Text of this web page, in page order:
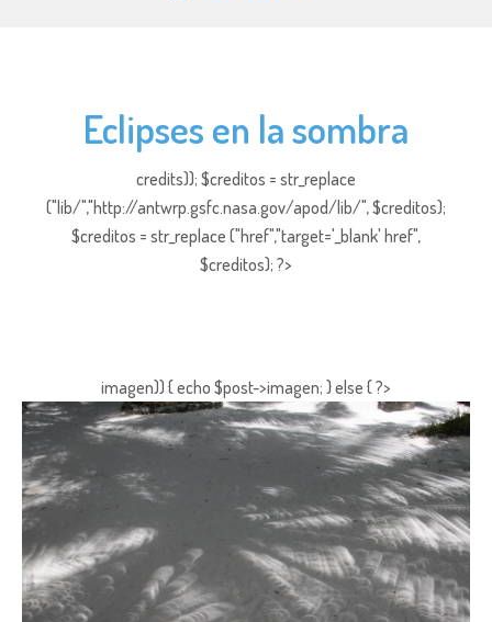
Eclipses en la sombra
credits)); $creditos = str_replace
("lib/","http://antwrp.gsfc.nasa.gov/apod/lib/", $creditos);
$creditos = str_replace ("href","target='_blank' href",
$creditos); ?>
imagen)) { echo $post->imagen; } else { ?>